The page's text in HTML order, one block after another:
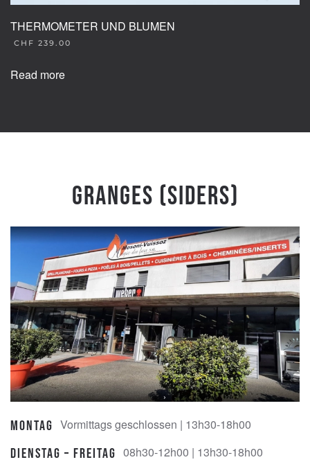
THERMOMETER UND BLUMEN
CHF 239.00
Read more
Granges (Siders)
Montag Vormittags geschlossen | 13h30-18h00
Dienstag – Freitag 08h30-12h00 | 13h30-18h00